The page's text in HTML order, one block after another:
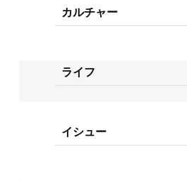
カルチャー
ライフ
イシュー